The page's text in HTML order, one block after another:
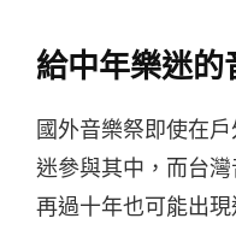
給中年樂迷的
國外音樂祭即使在
迷參與其中，而台
再過十年也可能出